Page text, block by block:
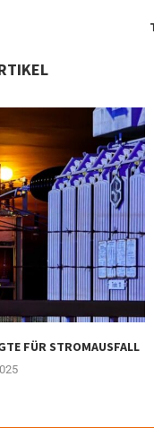
FÜR STROMAUSFALL